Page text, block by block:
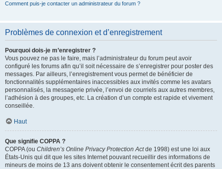
Comment puis-je contacter un administrateur du forum ?
Problèmes de connexion et d’enregistrement
Pourquoi dois-je m’enregistrer ?
Vous pouvez ne pas le faire, mais l’administrateur du forum peut avoir
configuré les forums afin qu’il soit nécessaire de s’enregistrer pour poster des
messages. Par ailleurs, l’enregistrement vous permet de bénéficier de
fonctionnalités supplémentaires inaccessibles aux invités comme les avatars
personnalisés, la messagerie privée, l’envoi de courriels aux autres membres,
l’adhésion à des groupes, etc. La création d’un compte est rapide et vivement
conseillée.
Haut
Que signifie COPPA ?
COPPA (ou Children’s Online Privacy Protection Actde 1998) est une loi aux
États-Unis qui dit que les sites Internet pouvant recueillir des informations de
mineurs de moins de 13 ans doivent obtenir le consentement écrit des parents